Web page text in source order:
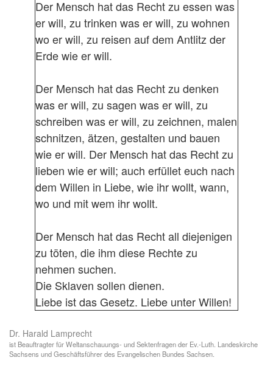
Der Mensch hat das Recht zu essen was
er will, zu trinken was er will, zu wohnen
wo er will, zu reisen auf dem Antlitz der
Erde wie er will.
Der Mensch hat das Recht zu denken
was er will, zu sagen was er will, zu
schreiben was er will, zu zeichnen, malen
schnitzen, ätzen, gestalten und bauen
wie er will. Der Mensch hat das Recht zu
lieben wie er will; auch erfüllet euch nach
dem Willen in Liebe, wie ihr wollt, wann,
wo und mit wem ihr wollt.
Der Mensch hat das Recht all diejenigen
zu töten, die ihm diese Rechte zu
nehmen suchen.
Die Sklaven sollen dienen.
Liebe ist das Gesetz. Liebe unter Willen!
Dr. Harald Lamprecht
ist Beauftragter für Weltanschauungs- und Sektenfragen der Ev.-Luth. Landeskirche
Sachsens und Geschäftsführer des Evangelischen Bundes Sachsen.